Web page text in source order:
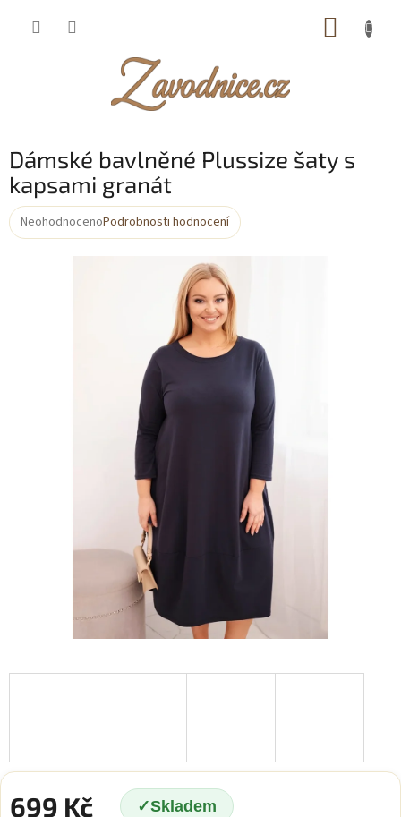
Dámské bavlněné Plussize šaty s
kapsami granát
Průměrné
NeohodnocenoPodrobnosti hodnocení
699 Kč Skladem